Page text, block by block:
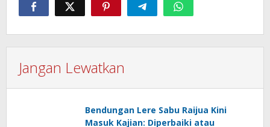
Jangan Lewatkan
Bendungan Lere Sabu Raijua Kini
Masuk Kajian: Diperbaiki atau